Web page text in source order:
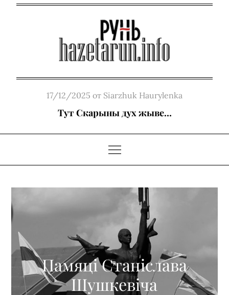
Posted
17/12/2025 от Siarzhuk Haurylenka
Тут Скарыны дух жыве…
Памяці Станіслава
Шушкевіча